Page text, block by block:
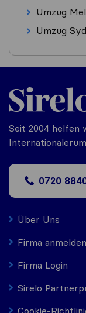
Umzug
Umzug
Seit 2004 helfen
0720
Über Uns
Firma anmelden
Firma Login
Sirelo